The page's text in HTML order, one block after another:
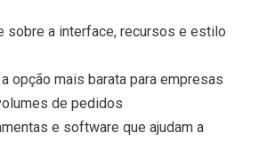
sobre a interface, recursos e estilo
opção mais barata para empresas
de pedidos
e software que ajudam a